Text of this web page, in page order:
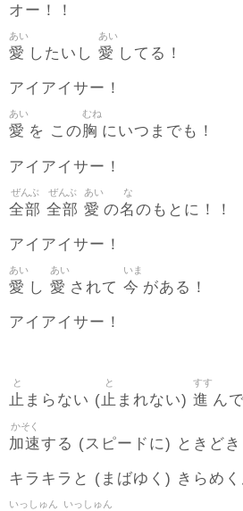
オー！！
愛
あい
したいし 愛
あい
してる！
アイアイサー！
愛
あい
を この胸
むね
にいつまでも！
アイアイサー！
全部
ぜんぶ
全部
ぜんぶ
愛
あい
の名
な
のもとに！！
アイアイサー！
愛
あい
し 愛
あい
されて 今
いま
がある！
アイアイサー！
止
と
まらない (止
と
まれない) 進
すす
ん
加速
かそく
する (スピードに) ときど
キラキラと (まばゆく) きらめ
いっしゅん いっしゅん